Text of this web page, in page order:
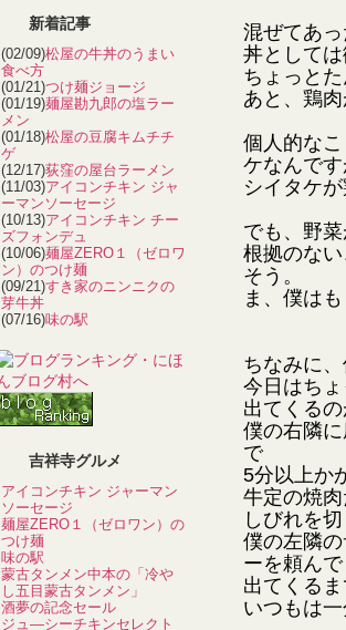
新着記事
(02/09)松屋の牛丼のうまい
食べ方
(01/21)つけ麺ジョージ
(01/19)麺屋勘九郎の塩ラー
メン
(01/18)松屋の豆腐キムチチ
ゲ
(12/17)荻窪の屋台ラーメン
(11/03)アイコンチキン ジャ
ーマンソーセージ
(10/13)アイコンチキン チー
ズフォンデュ
(10/06)麺屋ZERO１（ゼロワ
ン）のつけ麺
(09/21)すき家のニンニクの
芽牛丼
(07/16)味の駅
吉祥寺グルメ
アイコンチキン ジャーマン
ソーセージ
麺屋ZERO１（ゼロワン）の
つけ麺
味の駅
蒙古タンメン中本の「冷や
し五目蒙古タンメン」
酒夢の記念セール
ジュ―シーチキンセレクト
混ぜてあ
丼として
ちょっと
あと、鶏
個人的な
ケなんで
シイタケ
でも、野
根拠のな
そう。
ま、僕は
ちなみに
今日はち
出てくる
僕の右隣
で
5分以上か
牛定の焼
しびれを
僕の左隣
ーを頼んで
出てくる
いつもは